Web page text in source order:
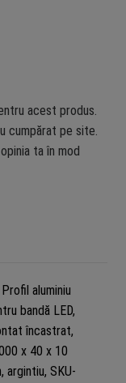
acest produs.
cumpărat pe site.
ta în mod